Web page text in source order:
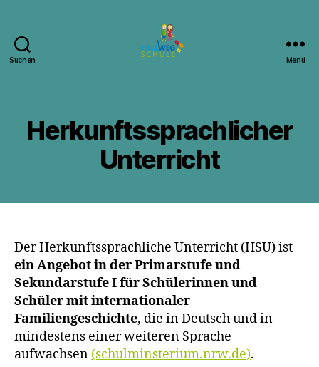
Suchen Menü
Herkunftssprachlicher
Unterricht
Der Herkunftssprachliche Unterricht (HSU) ist
ein Angebot in der Primarstufe und
Sekundarstufe I für Schülerinnen und
Schüler mit internationaler
Familiengeschichte, die in Deutsch und in
mindestens einer weiteren Sprache
aufwachsen (schulminsterium.nrw.de).